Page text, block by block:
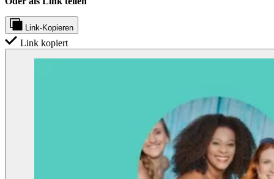
Link-Kopieren
Link kopiert